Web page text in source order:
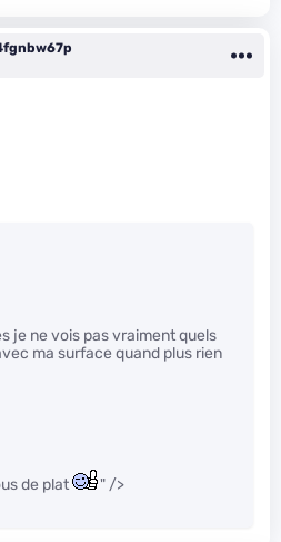
je ne vois pas vraiment quels
ma surface quand plus rien
de plat " />